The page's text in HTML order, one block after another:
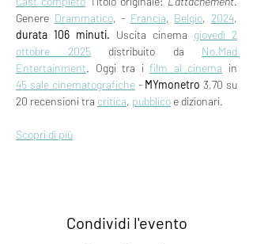
Genere Drammatico, - Francia, Belgio, 2024
durata 106 minuti. Uscita cinema giovedì 2
ottobre 2025 distribuito da No.Mad
Entertainment. Oggi tra i film al cinema
45 sale cinematografiche - MYmonetro 3,70 su
20 recensioni tra critica, pubblico e dizionari.
Scopri di più
Condividi l'evento